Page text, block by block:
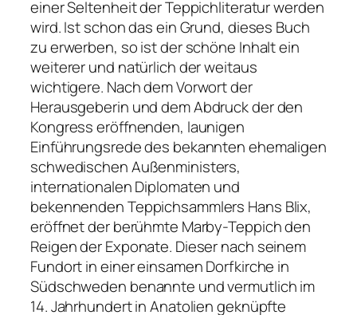
einer Seltenheit der Teppichliteratur werden
wird. Ist schon das ein Grund, dieses Buch
zu erwerben, so ist der schöne Inhalt ein
weiterer und natürlich der weitaus
wichtigere. Nach dem Vorwort der
Herausgeberin und dem Abdruck der den
Kongress eröffnenden, launigen
Einführungsrede des bekannten ehemaligen
schwedischen Außenministers,
internationalen Diplomaten und
bekennenden Teppichsammlers Hans Blix,
eröffnet der berühmte Marby-Teppich den
Reigen der Exponate. Dieser nach seinem
Fundort in einer einsamen Dorfkirche in
Südschweden benannte und vermutlich im
14. Jahrhundert in Anatolien geknüpfte